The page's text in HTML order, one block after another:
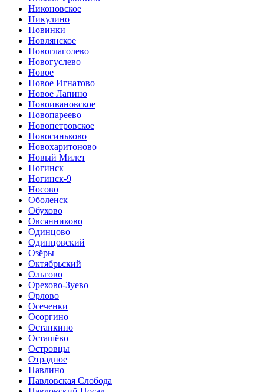
Никоновское
Никулино
Новинки
Новлянское
Новоглаголево
Новогуслево
Новое
Новое Игнатово
Новое Лапино
Новоивановское
Новопареево
Новопетровское
Новосиньково
Новохаритоново
Новый Милет
Ногинск
Ногинск-9
Носово
Оболенск
Обухово
Овсянниково
Одинцово
Одинцовский
Озёры
Октябрьский
Ольгово
Орехово-Зуево
Орлово
Осеченки
Осоргино
Останкино
Осташёво
Островцы
Отрадное
Павлино
Павловская Слобода